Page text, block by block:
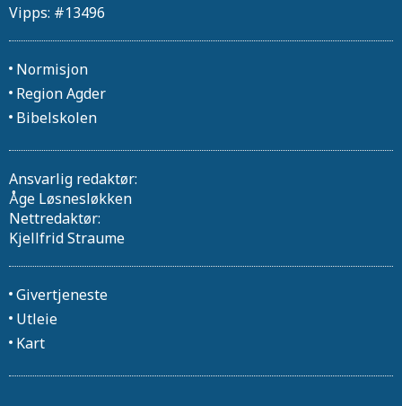
Vipps: #13496
Normisjon
Region Agder
Bibelskolen
Ansvarlig redaktør:
Åge Løsnesløkken
Nettredaktør:
Kjellfrid Straume
Givertjeneste
Utleie
Kart